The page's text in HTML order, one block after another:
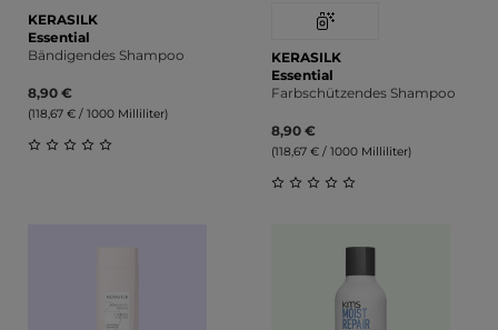
KERASILK
Essential
Bändigendes Shampoo
8,90 €
(118,67 € / 1000 Milliliter)
Durchschnittliche Bewertung von 0 von 5 Sternen
KERASILK
Essential
Farbschützendes Shampoo
8,90 €
(118,67 € / 1000 Milliliter)